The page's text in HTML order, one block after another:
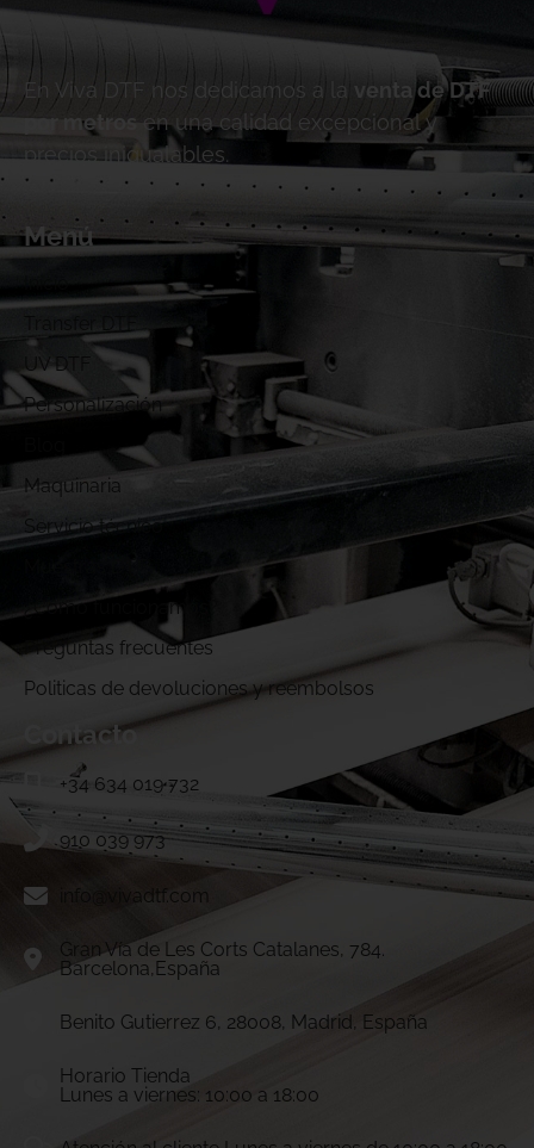
En Viva DTF nos dedicamos a la
venta de DTF
por metros
en una calidad excepcional y
precios inigualables.
Menú
UV DTF
Personalización
Maquinaria
Servicio técnico
¿Cómo funcionamos?
Preguntas frecuentes
Politicas de devoluciones y reembolsos
Contacto
+34 634 019 732
910 039 973
info@vivadtf.com
Gran Vía de Les Corts Catalanes, 784.
Barcelona,España
Benito Gutierrez 6, 28008, Madrid, España
Horario Tienda
Lunes a viernes: 10:00 a 18:00